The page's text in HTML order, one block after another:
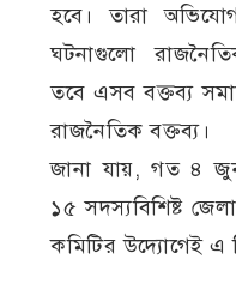
হবে। তারা
ঘটনাগুলো
তবে এসব বক্তব্য
রাজনৈতিক বক্তব্য।
জানা যায়, গত ৪
১৫ সদস্যবিশিষ্ট
কমিটির উদ্যোগেই এ